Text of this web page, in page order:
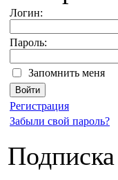
Логин:
Пароль:
Запомнить меня
Регистрация
Забыли свой пароль?